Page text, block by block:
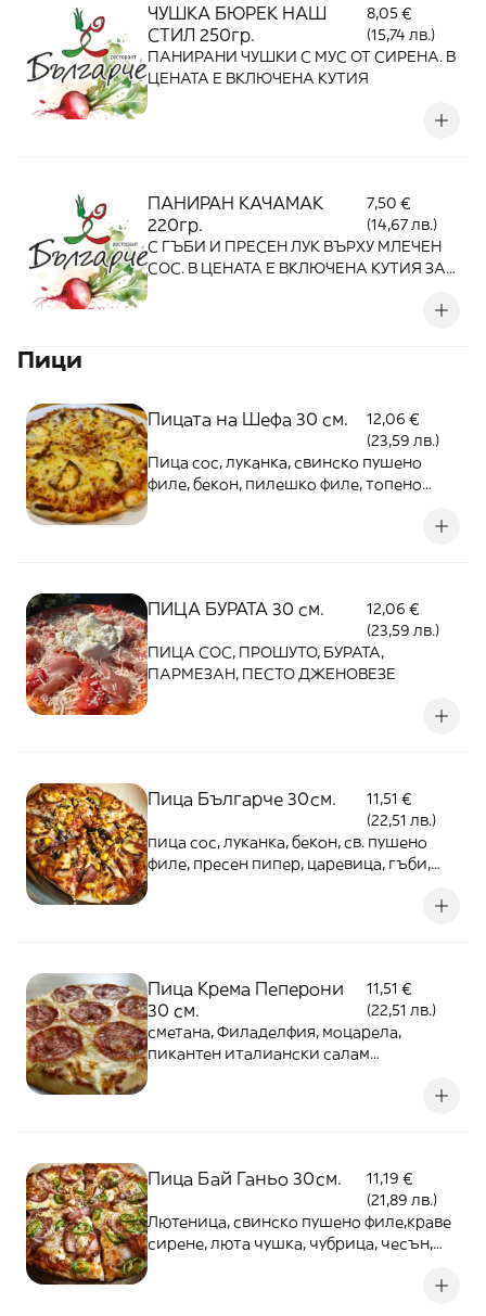
ЧУШКА БЮРЕК НАШ
СТИЛ 250гр.
8,05 €
(15,74 лв.)
ПАНИРАНИ ЧУШКИ С МУС ОТ СИРЕНА. В
ЦЕНАТА Е ВКЛЮЧЕНА КУТИЯ
ПАНИРАН КАЧАМАК
220гр.
7,50 €
(14,67 лв.)
С ГЪБИ И ПРЕСЕН ЛУК ВЪРХУ МЛЕЧЕН
СОС. В ЦЕНАТА Е ВКЛЮЧЕНА КУТИЯ ЗА
Пици
Пицата на Шефа 30 см.
12,06 €
(23,59 лв.)
Пица сос, луканка, свинско пушено
филе, бекон, пилешко филе, топено
ПИЦА БУРАТА 30 см.
12,06 €
(23,59 лв.)
ПИЦА СОС, ПРОШУТО, БУРАТА,
ПАРМЕЗАН, ПЕСТО ДЖЕНОВЕЗЕ
Пица Българче 30см.
11,51 €
(22,51 лв.)
пица сос, луканка, бекон, св. пушено
филе, пресен пипер, царевица, гъби,
Пица Крема Пеперони
30 см.
11,51 €
(22,51 лв.)
сметана, Филаделфия, моцарела,
пикантен италиански салам
Пица Бай Ганьо 30см.
11,19 €
(21,89 лв.)
Лютеница, свинско пушено филе,краве
сирене, люта чушка, чубрица, чесън,